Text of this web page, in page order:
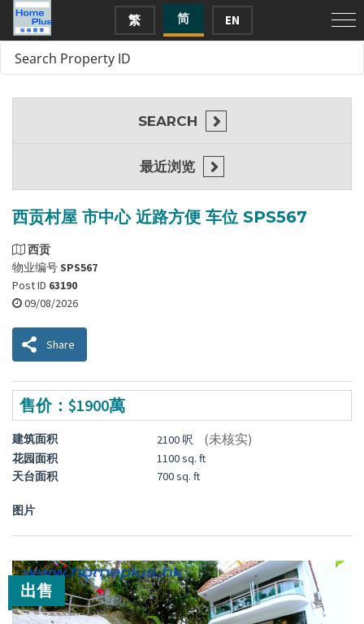
繁 简 EN
西贡村屋 市中心 近路方便 车位 SPS567
西贡
物业编号SPS567
Post ID 63190
09/08/2026
Share
售价：$1900萬
建筑面积 2100 呎 (未核实)
花园面积
1100 sq. ft
天台面积
700 sq. ft
图片
出售
SEARCH
最近浏览